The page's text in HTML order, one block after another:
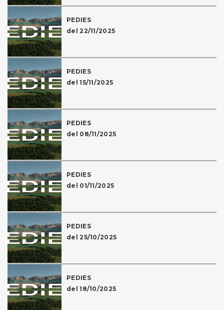
PEDIES
del 22/11/2025
PEDIES
del 15/11/2025
PEDIES
del 08/11/2025
PEDIES
del 01/11/2025
PEDIES
del 25/10/2025
PEDIES
del 18/10/2025